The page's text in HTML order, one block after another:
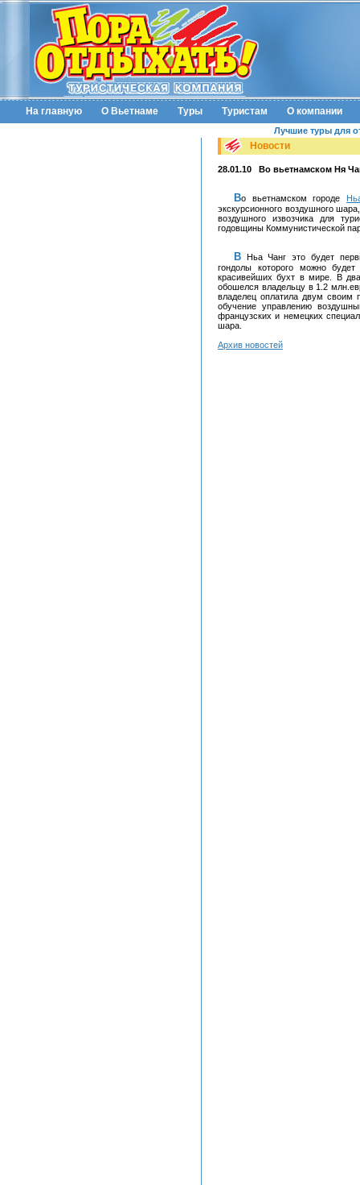
На главную О Вьетнаме Туры Туристам О компании
Лучшие туры для
Новости
28.01.10 Во вьетнамском Ня
Во вьетнамском городе
экскурсионного воздушного
воздушного извозчика для
годовщины Коммунистической
В Ньа Чанг это будет первый туристический маршрут на воздушном шаре, из
гондолы которого можно
красивейших бухт в мире. В
обошелся владельцу в 1.2
владелец оплатила двум своим
обучение управлению
французских и немецких
шара.
Архив новостей